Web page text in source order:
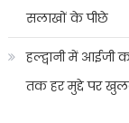
सलाखों के पीछे
हल्द्वानी में आईजी
तक हर मुद्दे पर